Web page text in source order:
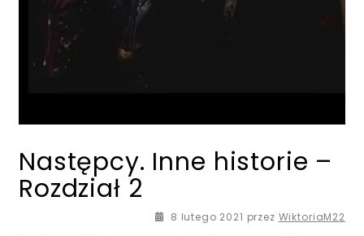
Następcy. Inne historie –
Rozdział 2
8 lutego 2021 przez WiktoriaM22